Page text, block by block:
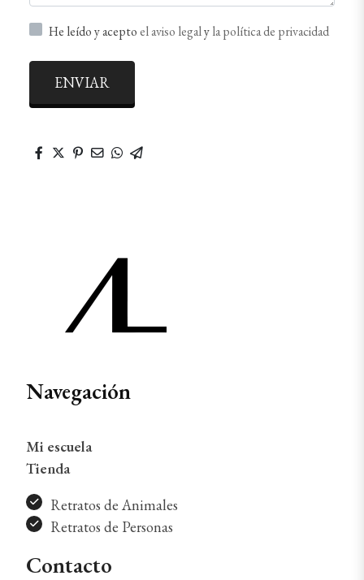
He leído y aceptoel aviso legalyla política de privacidad
ENVIAR
Navegación
Mi escuela
Tienda
Retratos de Animales
Retratos de Personas
Contacto